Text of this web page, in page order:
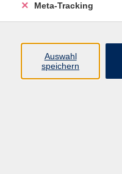
Über uns
Meta-Tracking
Auswahl
speichern